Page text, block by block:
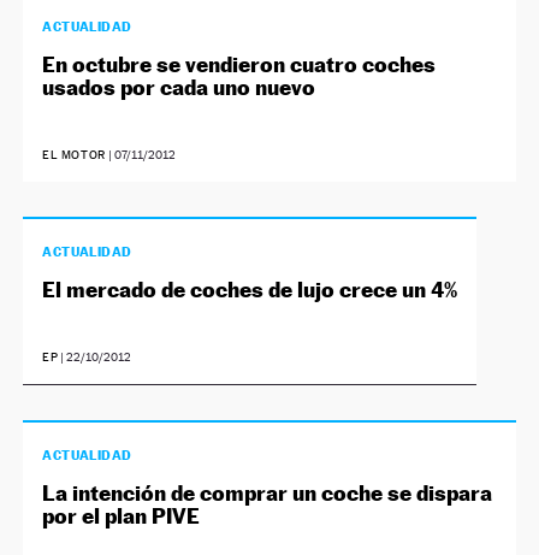
ACTUALIDAD
En octubre se vendieron cuatro coches
usados por cada uno nuevo
EL MOTOR | 07/11/2012
ACTUALIDAD
El mercado de coches de lujo crece un 4%
EP |22/10/2012
ACTUALIDAD
La intención de comprar un coche se dispara
por el plan PIVE